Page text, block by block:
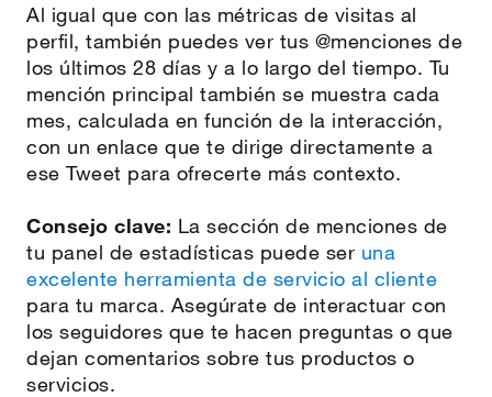
Al igual que con las métricas de visitas al
perfil, también puedes ver tus @menciones de
los últimos 28 días y a lo largo del tiempo. Tu
mención principal también se muestra cada
mes, calculada en función de la interacción,
con un enlace que te dirige directamente a
ese Tweet para ofrecerte más contexto.
Consejo clave: La sección de menciones de
tu panel de estadísticas puede ser una
excelente herramienta de servicio al cliente
para tu marca. Asegúrate de interactuar con
los seguidores que te hacen preguntas o que
dejan comentarios sobre tus productos o
servicios.